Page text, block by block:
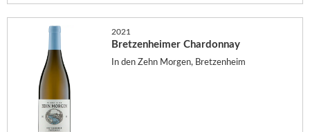
2021
Bretzenheimer Chardonnay
In den Zehn Morgen, Bretzenheim